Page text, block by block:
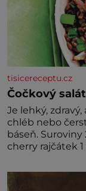
tisicereceptu.cz
Čočkový
Je lehký,
chléb nebo
báseň. Suroviny 250 g vaší oblíbené čočky 150 g
cherry rajčátek